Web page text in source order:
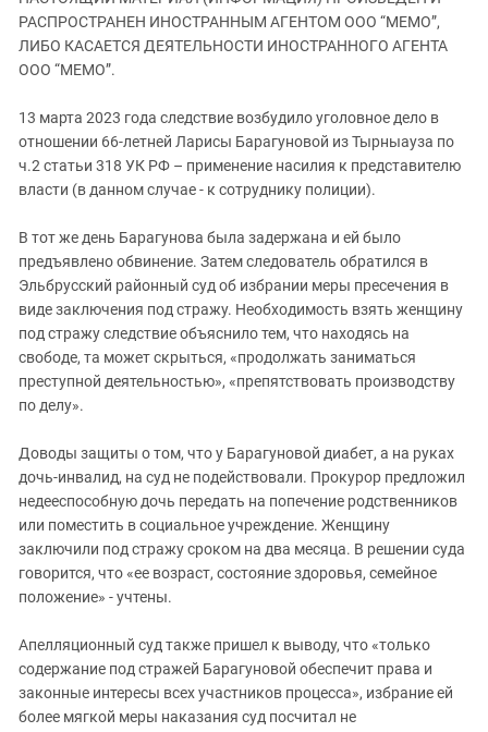
ЗАСТАВЛЯЕТ
МОБИЛИЗАЦИЯ И ПРОТЕСТЫ
Дагестан
Ингушетия
Калмыкия
Краснодарский край
Российская Федерация
Ростовская область
Северная Осетия - Алания
СКФО
Ставропольский край
Южная Осетия
Южный Кавказ
ЮФО
РАСПРОСТРАНЕН ИНОСТРАННЫМ АГЕНТОМ ООО “МЕМО”,
ЛИБО КАСАЕТСЯ ДЕЯТЕЛЬНОСТИ ИНОСТРАННОГО АГЕНТА
ООО “МЕМО”.
13 марта 2023 года следствие возбудило уголовное дело в
отношении 66-летней Ларисы Барагуновой из Тырныауза по
ч.2 статьи 318 УК РФ – применение насилия к представителю
власти (в данном случае - к сотруднику полиции).
В тот же день Барагунова была задержана и ей было
предъявлено обвинение. Затем следователь обратился в
Эльбрусский районный суд об избрании меры пресечения в
виде заключения под стражу. Необходимость взять женщину
под стражу следствие объяснило тем, что находясь на
свободе, та может скрыться, «продолжать заниматься
преступной деятельностью», «препятствовать производству
по делу».
Доводы защиты о том, что у Барагуновой диабет, а на руках
дочь-инвалид, на суд не подействовали. Прокурор предложил
недееспособную дочь передать на попечение родственников
или поместить в социальное учреждение. Женщину
заключили под стражу сроком на два месяца. В решении суда
говорится, что «ее возраст, состояние здоровья, семейное
положение» - учтены.
Апелляционный суд также пришел к выводу, что «только
содержание под стражей Барагуновой обеспечит права и
законные интересы всех участников процесса», избрание ей
более мягкой меры наказания суд посчитал не